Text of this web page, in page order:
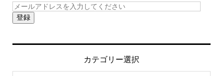
登録
カテゴリー選択